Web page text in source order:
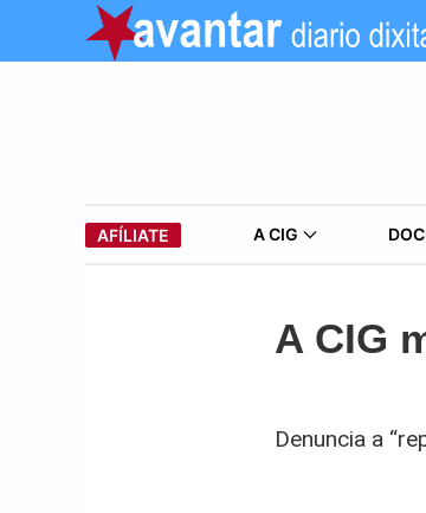
AFÍLIATE A CIG
A CIG
Denuncia a